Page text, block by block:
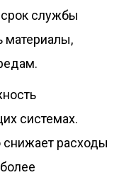
срок службы
материалы,
системах.
снижает расходы